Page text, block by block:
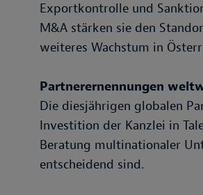
Exportkontrolle und
M&A stärken sie den
weiteres Wachstum in
Partnerernennungen
Die diesjährigen globalen
Investition der Kanzlei in
Beratung multinationaler
entscheidend sind.